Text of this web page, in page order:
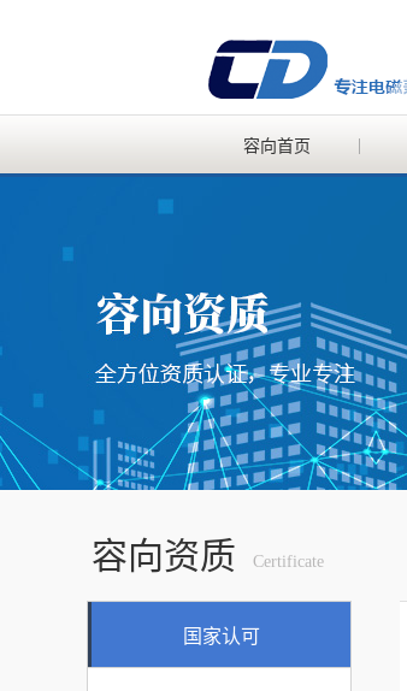
容向首页
容向资质 Certificate
国家认可